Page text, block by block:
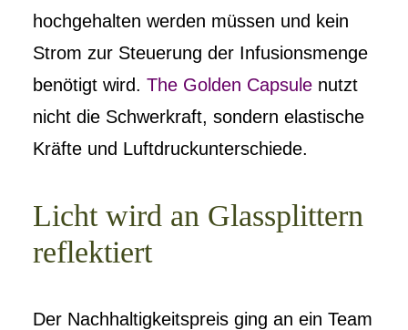
hochgehalten werden müssen und kein
Strom zur Steuerung der Infusionsmenge
benötigt wird. The Golden Capsule nutzt
nicht die Schwerkraft, sondern elastische
Kräfte und Luftdruckunterschiede.
Licht wird an Glassplittern
reflektiert
Der Nachhaltigkeitspreis ging an ein Team